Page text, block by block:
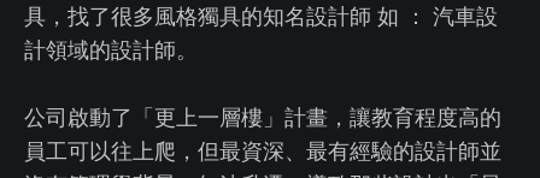
具，找了很多風格獨具的知名設計師 如 ： 汽車設
計領域的設計師。
公司啟動了「更上一層樓」計畫，讓教育程度高的
員工可以往上爬，但最資深、最有經驗的設計師並